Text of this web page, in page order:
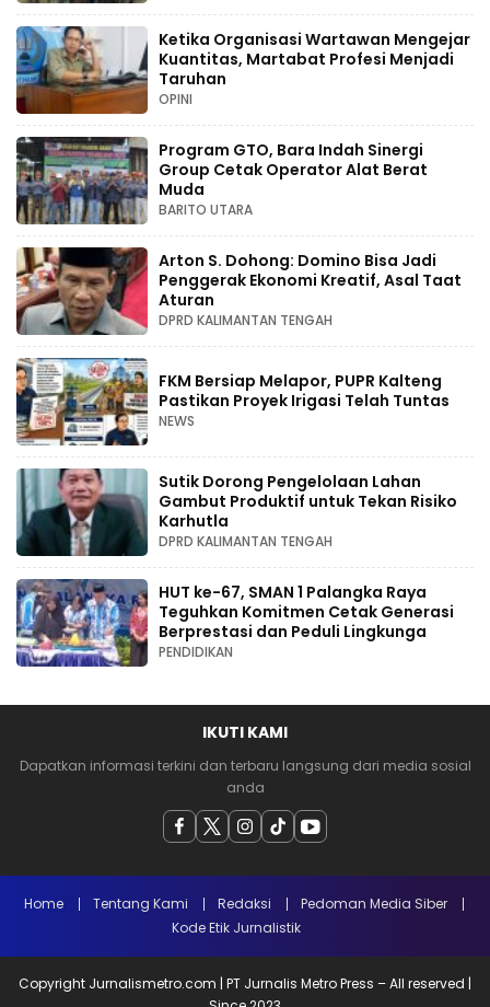
Ketika Organisasi Wartawan Mengejar
Kuantitas, Martabat Profesi Menjadi
Taruhan
OPINI
Program GTO, Bara Indah Sinergi
Group Cetak Operator Alat Berat
Muda
BARITO UTARA
Arton S. Dohong: Domino Bisa Jadi
Penggerak Ekonomi Kreatif, Asal Taat
Aturan
DPRD KALIMANTAN TENGAH
FKM Bersiap Melapor, PUPR Kalteng
Pastikan Proyek Irigasi Telah Tuntas
NEWS
Sutik Dorong Pengelolaan Lahan
Gambut Produktif untuk Tekan Risiko
Karhutla
DPRD KALIMANTAN TENGAH
HUT ke-67, SMAN 1 Palangka Raya
Teguhkan Komitmen Cetak Generasi
Berprestasi dan Peduli Lingkunga
PENDIDIKAN
IKUTI KAMI
Dapatkan informasi terkini dan terbaru langsung dari media sosial
anda
Home Tentang Kami Redaksi
Pedoman Media Siber
Kode Etik Jurnalistik
Copyright Jurnalismetro.com | PT Jurnalis Metro Press – All reserved |